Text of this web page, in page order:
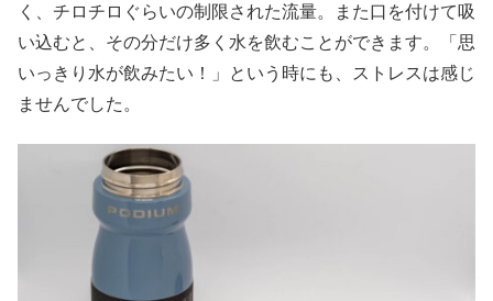
く、チロチロぐらいの制限された流量。また口を付けて吸
い込むと、その分だけ多く水を飲むことができます。「思
いっきり水が飲みたい！」という時にも、ストレスは感じ
ませんでした。